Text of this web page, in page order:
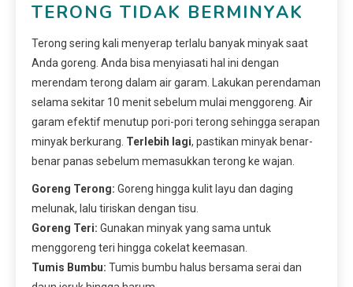
TERONG TIDAK BERMINYAK
Terong sering kali menyerap terlalu banyak minyak saat
Anda goreng. Anda bisa menyiasati hal ini dengan
merendam terong dalam air garam. Lakukan perendaman
selama sekitar 10 menit sebelum mulai menggoreng. Air
garam efektif menutup pori-pori terong sehingga serapan
minyak berkurang. Terlebih lagi, pastikan minyak benar-
benar panas sebelum memasukkan terong ke wajan.
Goreng Terong: Goreng hingga kulit layu dan daging
melunak, lalu tiriskan dengan tisu.
Goreng Teri: Gunakan minyak yang sama untuk
menggoreng teri hingga cokelat keemasan.
Tumis Bumbu: Tumis bumbu halus bersama serai dan